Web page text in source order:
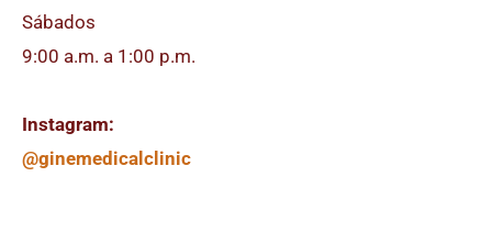
Sábados
9:00 a.m. a 1:00 p.m.
Instagram:
@ginemedicalclinic